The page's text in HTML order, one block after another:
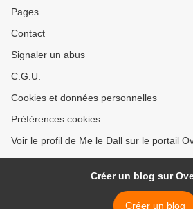
Pages
Contact
Signaler un abus
C.G.U.
Cookies et données personnelles
Préférences cookies
Voir le profil de Me le Dall sur le portail
Créer un blog sur
Créer un blog